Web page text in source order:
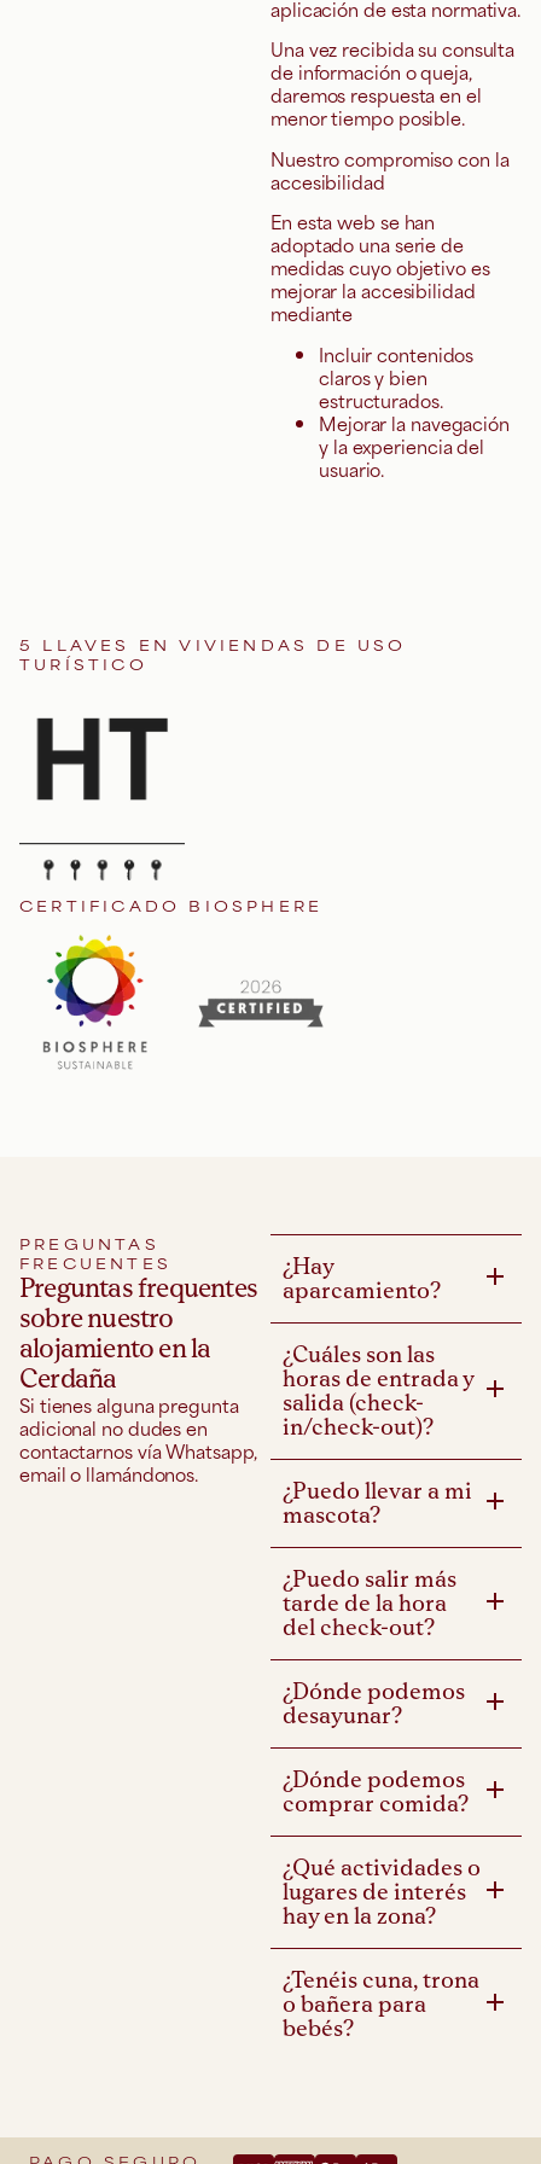
aplicación de esta normativa.
Una vez recibida su consulta
de información o queja,
daremos respuesta en el
menor tiempo posible.
Nuestro compromiso con la
accesibilidad
En esta web se han
adoptado una serie de
medidas cuyo objetivo es
mejorar la accesibilidad
mediante
Incluir contenidos
claros y bien
estructurados.
Mejorar la navegación
y la experiencia del
usuario.
5 LLAVES EN VIVIENDAS DE USO
TURÍSTICO
CERTIFICADO BIOSPHERE
PREGUNTAS
FRECUENTES
Preguntas frequentes
sobre nuestro
alojamiento en la
Cerdaña
Si tienes alguna pregunta
adicional no dudes en
contactarnos vía Whatsapp,
email o llamándonos.
¿Hay
aparcamiento?
¿Cuáles son las
horas de entrada y
salida (check-
in/check-out)?
¿Puedo llevar a mi
mascota?
¿Puedo salir más
tarde de la hora
del check-out?
¿Dónde podemos
desayunar?
¿Dónde podemos
comprar comida?
¿Qué actividades o
lugares de interés
hay en la zona?
¿Tenéis cuna, trona
o bañera para
bebés?